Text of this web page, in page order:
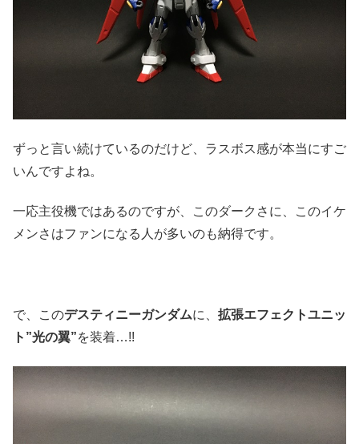
ずっと言い続けているのだけど、ラスボス感が本当にすご
いんですよね。
一応主役機ではあるのですが、このダークさに、このイケ
メンさはファンになる人が多いのも納得です。
で、このデスティニーガンダムに、 拡張エフェクトユニッ
ト”光の翼”を装着…!!